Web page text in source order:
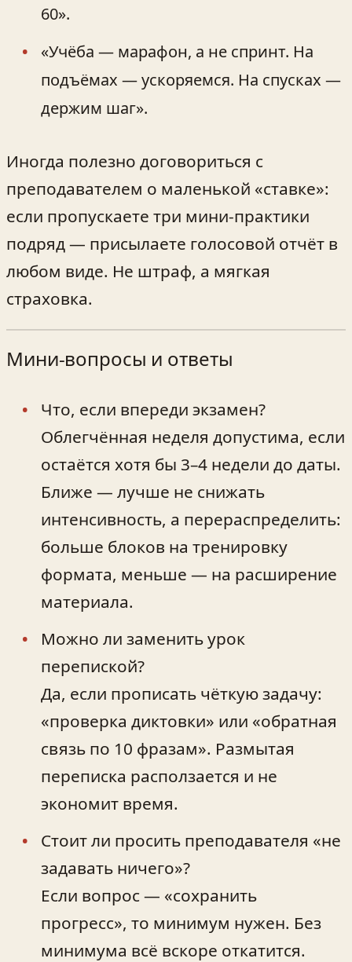
60».
«Учёба — марафон, а не спринт. На
подъёмах — ускоряемся. На спусках —
держим шаг».
Иногда полезно договориться с
преподавателем о маленькой «ставке»:
если пропускаете три мини‑практики
подряд — присылаете голосовой отчёт в
любом виде. Не штраф, а мягкая
страховка.
Мини‑вопросы и ответы
Что, если впереди экзамен?
Облегчённая неделя допустима, если
остаётся хотя бы 3–4 недели до даты.
Ближе — лучше не снижать
интенсивность, а перераспределить:
больше блоков на тренировку
формата, меньше — на расширение
материала.
Можно ли заменить урок
перепиской?
Да, если прописать чёткую задачу:
«проверка диктовки» или «обратная
связь по 10 фразам». Размытая
переписка расползается и не
экономит время.
Стоит ли просить преподавателя «не
задавать ничего»?
Если вопрос — «сохранить
прогресс», то минимум нужен. Без
минимума всё вскоре откатится.